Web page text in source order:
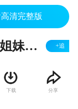
清完整版
【塔塔社区】精彩舞台-姐妹群英生日文艺晚会 +追
下载 分享